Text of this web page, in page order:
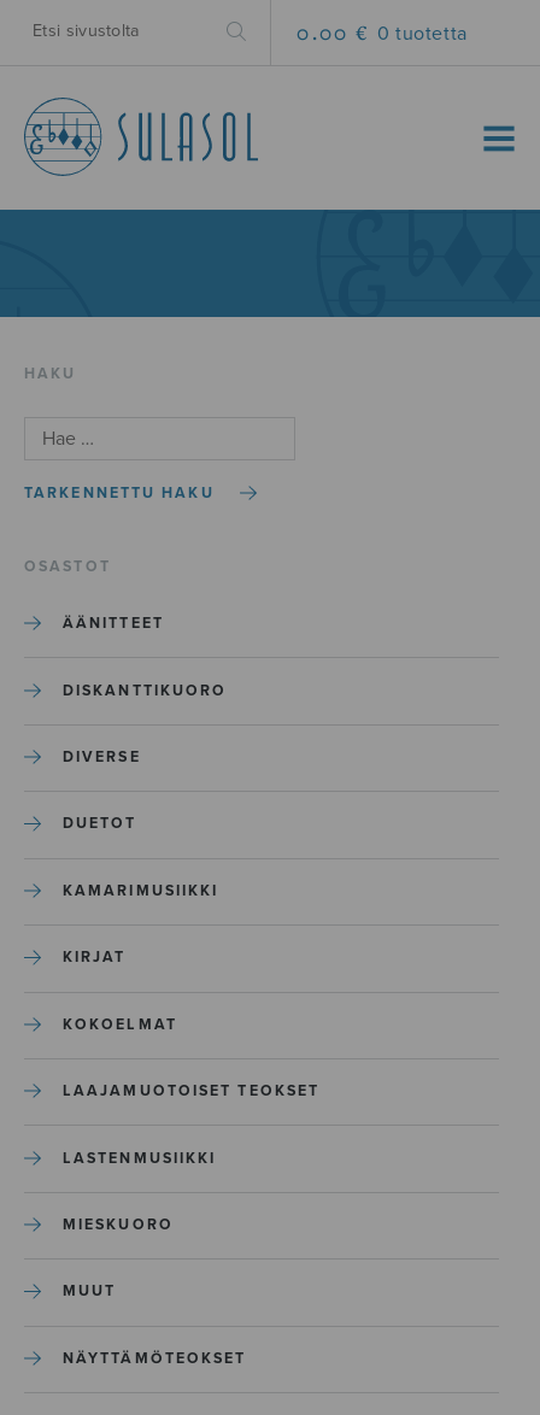
0.00 € 0 tuotetta
MENU
HAKU
TARKENNETTU HAKU
OSASTOT
ÄÄNITTEET
DISKANTTIKUORO
DIVERSE
DUETOT
KAMARIMUSIIKKI
KIRJAT
KOKOELMAT
LAAJAMUOTOISET TEOKSET
LASTENMUSIIKKI
MIESKUORO
MUUT
NÄYTTÄMÖTEOKSET